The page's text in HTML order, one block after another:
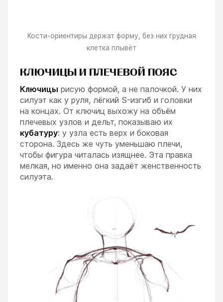
Кости-ориентиры держат форму, без них грудная
клетка плывёт
КЛЮЧИЦЫ И ПЛЕЧЕВОЙ ПОЯС
Ключицы рисую формой, а не палочкой. У них
силуэт как у руля, лёгкий S-изгиб и головки
на концах. От ключиц выхожу на объём
плечевых узлов и дельт, показываю их
кубатуру: у узла есть верх и боковая
сторона. Здесь же чуть уменьшаю плечи,
чтобы фигура читалась изящнее. Эта правка
мелкая, но именно она задаёт женственность
силуэта.